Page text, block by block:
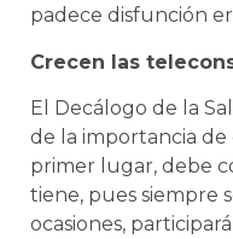
padece disfunción
Crecen las
El Decálogo de la
de la importancia de
primer lugar, debe
tiene, pues siempre
ocasiones,